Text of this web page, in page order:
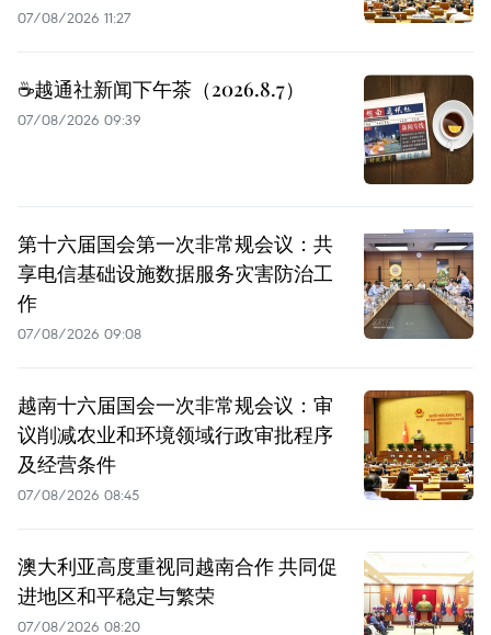
07/08/2026 11:27
☕️越通社新闻下午茶（2026.8.7）
07/08/2026 09:39
第十六届国会第一次非常规会议：共
享电信基础设施数据服务灾害防治工
作
07/08/2026 09:08
越南十六届国会一次非常规会议：审
议削减农业和环境领域行政审批程序
及经营条件
07/08/2026 08:45
澳大利亚高度重视同越南合作 共同促
进地区和平稳定与繁荣
07/08/2026 08:20